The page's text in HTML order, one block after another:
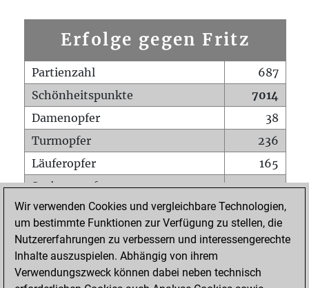
Erfolge gegen Fritz
Partienzahl
687
Schönheitspunkte
7014
Damenopfer
38
Turmopfer
236
Läuferopfer
165
Springeropfer
170
Bauernopfer
405
Matt auf vollem Brett
0
Bauer setzt Matt
Erstickte Matts
Wir verwenden Cookies und vergleichbare Technologien,
um bestimmte Funktionen zur Verfügung zu stellen, die
Nutzererfahrungen zu verbessern und interessengerechte
Inhalte auszuspielen. Abhängig von ihrem
Verwendungszweck können dabei neben technisch